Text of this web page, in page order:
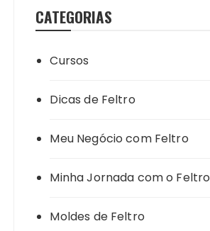
CATEGORIAS
Cursos
Dicas de Feltro
Meu Negócio com Feltro
Minha Jornada com o Feltro
Moldes de Feltro